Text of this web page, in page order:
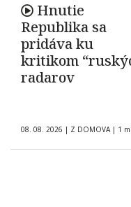
Hnutie
Republika sa
pridáva ku
kritikom
radarov
08. 08. 2026 | Z DOMOVA | 1